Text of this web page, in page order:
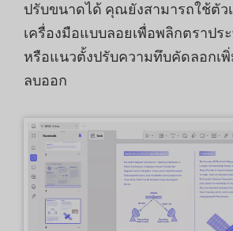
ปรับขนาดได้ คุณยังสามารถใช้ตัว
เครื่องมือแบบลอยเพื่อพลิกตราป
หรือแนวตั้งปรับความทึบคัดลอกเ
ลบออก